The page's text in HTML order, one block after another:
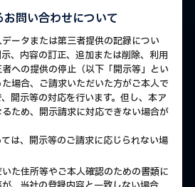
問い合わせについて
ータまたは第三者提供の記録につい
、内容の訂正、追加または削除、利用
への提供の停止（以下「開示等」とい
場合、ご請求いただいた方がご本人で
開示等の対応を行います。但し、本ア
ため、開示請求に対応できない場合が
は、開示等のご請求に応じられない場
た住所等やご本人確認のための書類に